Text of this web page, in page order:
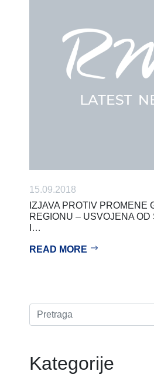
15.09.2018
IZJAVA PROTIV PROMENE
REGIONU – USVOJENA
I…
READ MORE
Kategorije